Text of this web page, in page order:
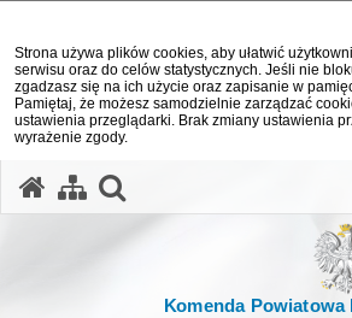
Strona używa plików cookies, aby ułatwić
serwisu oraz do celów statystycznych. Jeśli nie
zgadzasz się na ich użycie oraz zapisanie w
Pamiętaj, że możesz samodzielnie zarządzać
ustawienia przeglądarki. Brak zmiany ustawienia
wyrażenie zgody.
Komenda